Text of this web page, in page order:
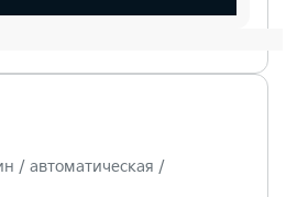
/ автоматическая /